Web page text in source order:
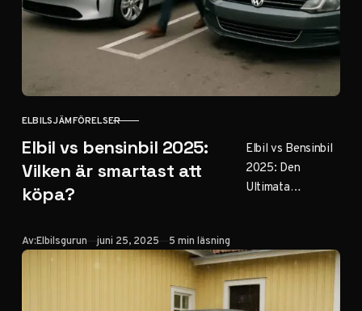
Kostnadsjämförels
er: Ny vs.
begagnad…
KATEGORI
ELBILSJÄMFÖRELSER
Elbil vs bensinbil 2025:
Vilken är smartast att
köpa?
Elbil vs Bensinbil
2025: Den
Ultimata
Uppdaterad: 25
juni 2025 Står du
inför valet…
Av:Elbilsgurun Publicerad
juni 25, 2025 5 min läsning